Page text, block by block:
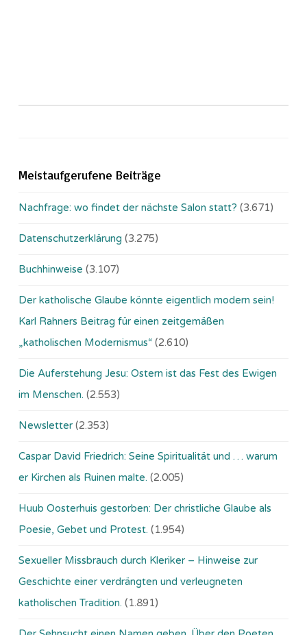
Meistaufgerufene Beiträge
Nachfrage: wo findet der nächste Salon statt? (3.671)
Datenschutzerklärung (3.275)
Buchhinweise (3.107)
Der katholische Glaube könnte eigentlich modern sein!
Karl Rahners Beitrag für einen zeitgemäßen
„katholischen Modernismus“ (2.610)
Die Auferstehung Jesu: Ostern ist das Fest des Ewigen
im Menschen. (2.553)
Newsletter (2.353)
Caspar David Friedrich: Seine Spiritualität und … warum
er Kirchen als Ruinen malte. (2.005)
Huub Oosterhuis gestorben: Der christliche Glaube als
Poesie, Gebet und Protest. (1.954)
Sexueller Missbrauch durch Kleriker – Hinweise zur
Geschichte einer verdrängten und verleugneten
katholischen Tradition. (1.891)